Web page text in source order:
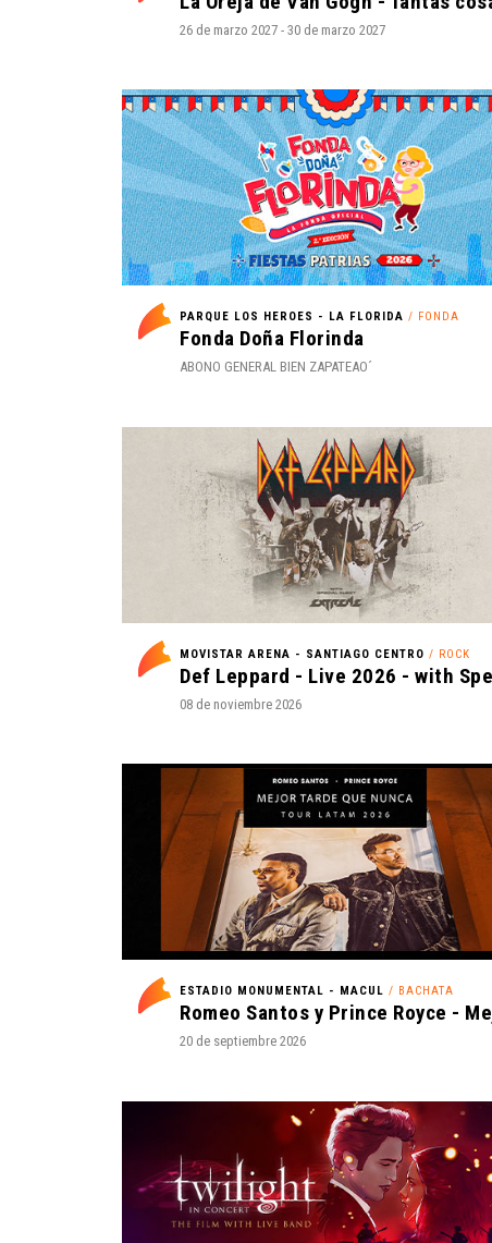
26 de marzo 2027 - 30 de marzo 2027
PARQUE LOS HEROES - LA FLORIDA / FONDA
Fonda Doña Florinda
ABONO GENERAL BIEN ZAPATEAO´
MOVISTAR ARENA - SANTIAGO CENTRO / ROCK
08 de noviembre 2026
ESTADIO MONUMENTAL - MACUL / BACHATA
20 de septiembre 2026